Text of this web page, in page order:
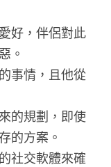
好，伴侶對此
。
事情，且他從
的規劃，即使
的方案。
社交軟體來確